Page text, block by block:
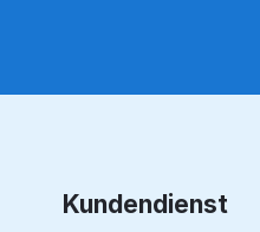
Kundendienst